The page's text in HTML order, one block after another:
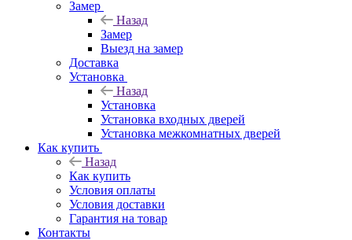
Замер
Назад
Замер
Выезд на замер
Доставка
Установка
Назад
Установка
Установка входных дверей
Установка межкомнатных дверей
Как купить
Назад
Как купить
Условия оплаты
Условия доставки
Гарантия на товар
Контакты